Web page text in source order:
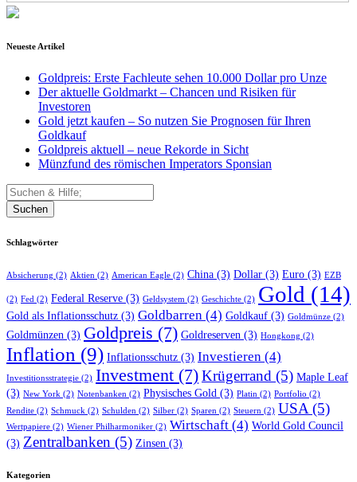
Neueste Artikel
Goldpreis: Erste Fachleute sehen 10.000 Dollar pro Unze
Der aktuelle Goldmarkt – Chancen und Risiken für
Investoren
Gold jetzt kaufen – So nutzen Sie Prognosen für Ihren
Goldkauf
Goldpreis aktuell – neue Rekorde in Sicht
Münzfund des römischen Imperators Sponsian
Suchen
Schlagwörter
Absicherung (2) Aktien (2) American Eagle (2) China (3) Dollar (3) Euro (3) EZB
(2) Fed (2) Federal Reserve (3) Geldsystem (2) Geschichte (2) Gold (14)
Gold als Inflationsschutz (3) Goldbarren (4) Goldkauf (3) Goldmünze (2)
Goldmünzen (3) Goldpreis (7) Goldreserven (3) Hongkong (2)
Inflation (9) Inflationsschutz (3) Investieren (4)
Investitionsstrategie (2) Investment (7)Krügerrand (5) Maple Leaf
(3) New York (2) Notenbanken (2) Physisches Gold (3) Platin (2) Portfolio (2)
Rendite (2) Schmuck (2) Schulden (2) Silber (2) Sparen (2) Steuern (2) USA (5)
Wertpapiere (2) Wiener Philharmoniker (2) Wirtschaft (4) World Gold Council
(3) Zentralbanken (5) Zinsen (3)
Kategorien